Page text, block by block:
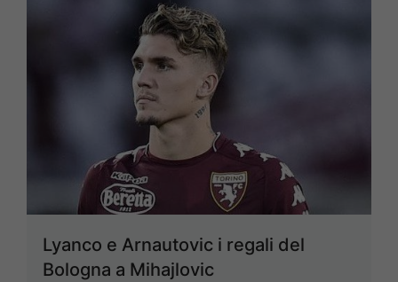
Lyanco e Arnautovic i regali del
Bologna a Mihajlovic